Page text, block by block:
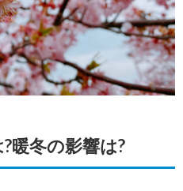
暖冬の影響は?